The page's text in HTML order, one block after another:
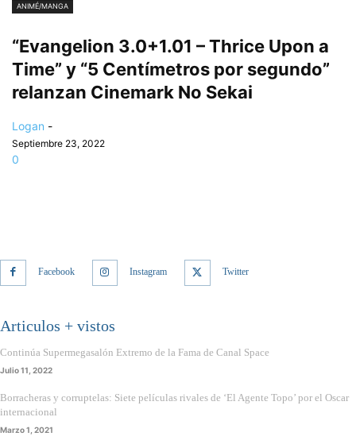
ANIMÉ/MANGA
“Evangelion 3.0+1.01 – Thrice Upon a
Time” y “5 Centímetros por segundo”
relanzan Cinemark No Sekai
Logan -
Septiembre 23, 2022
0
Facebook Instagram Twitter
Articulos + vistos
Continúa Supermegasalón Extremo de la Fama de Canal Space
Julio 11, 2022
Borracheras y corruptelas: Siete películas rivales de ‘El Agente Topo’ por el Oscar
internacional
Marzo 1, 2021